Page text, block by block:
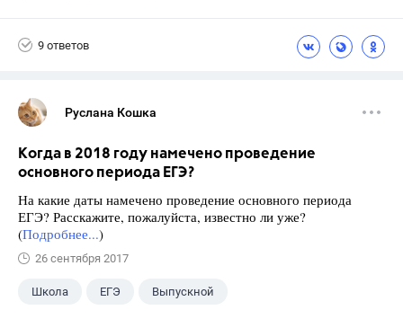
9 ответов
Руслана Кошка
Когда в 2018 году намечено проведение
основного периода ЕГЭ?
На какие даты намечено проведение основного периода
ЕГЭ? Расскажите, пожалуйста, известно ли уже?
(Подробнее...)
26 сентября 2017
Школа ЕГЭ Выпускной